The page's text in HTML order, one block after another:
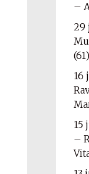
–
29
(61)
16
15
–